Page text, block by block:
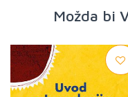
Možda bi